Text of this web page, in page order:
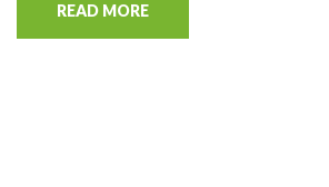
READ MORE